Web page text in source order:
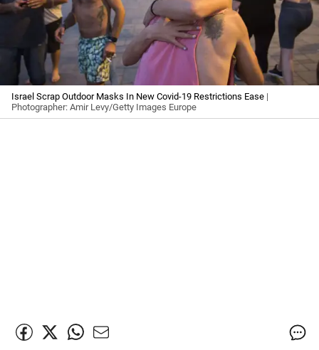
Israel Scrap Outdoor Masks In New Covid-19 Restrictions Ease |
Photographer: Amir Levy/Getty Images Europe